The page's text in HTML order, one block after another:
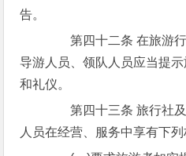
告。
第四十二条 在旅游行
导游人员、领队人员应当提
和礼仪。
第四十三条 旅行社及
人员在经营、服务中享有下列